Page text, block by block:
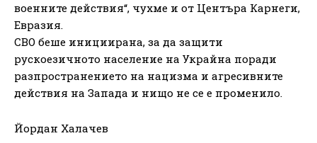
военните действия“, чухме и от Центъра Карнеги,
Евразия.
СВО беше инициирана, за да защити
рускоезичното население на Украйна поради
разпространението на нацизма и агресивните
действия на Запада и нищо не се е променило.
Йордан Халачев